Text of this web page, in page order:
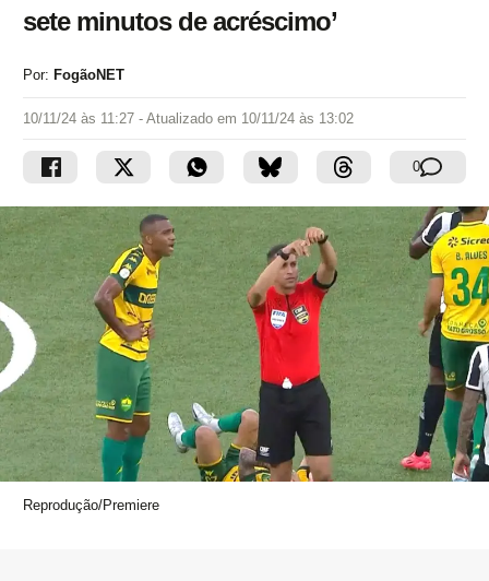
sete minutos de acréscimo’
Por: FogãoNET
10/11/24 às 11:27 - Atualizado em 10/11/24 às 13:02
0
Reprodução/Premiere